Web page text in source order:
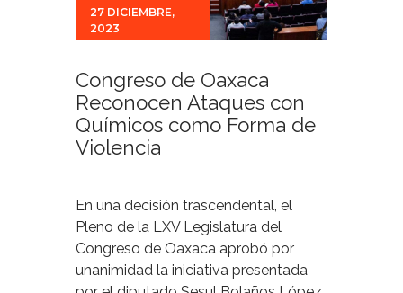
Contacto
27 DICIEMBRE,
2023
Congreso de Oaxaca
Reconocen Ataques con
Químicos como Forma de
Violencia
En una decisión trascendental, el
Pleno de la LXV Legislatura del
Congreso de Oaxaca aprobó por
unanimidad la iniciativa presentada